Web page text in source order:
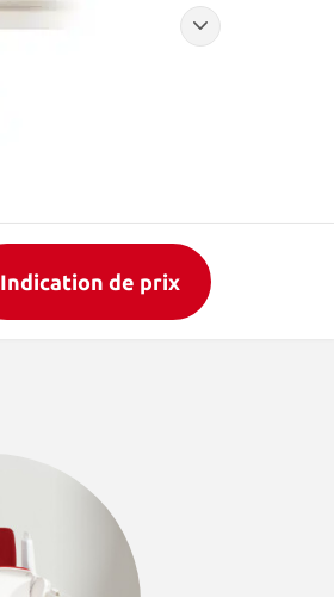
Indication de prix